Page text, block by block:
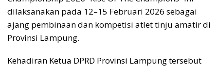
dilaksanakan pada 12–15 Februari 2026 sebagai
ajang pembinaan dan kompetisi atlet tinju amatir di
Provinsi Lampung.
Kehadiran Ketua DPRD Provinsi Lampung tersebut